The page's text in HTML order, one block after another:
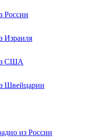
России
Израиля
США
Швейцарии
из России